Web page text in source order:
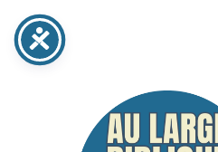
contenu